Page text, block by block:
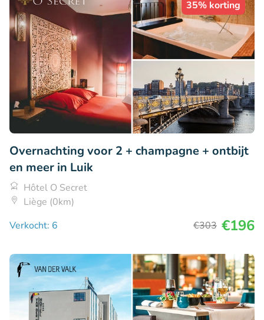
35% korting
Overnachting voor 2 + champagne + ontbijt
en meer in Luik
Hôtel O Secret
Liège (0km)
Verkocht: 6
€303 €196